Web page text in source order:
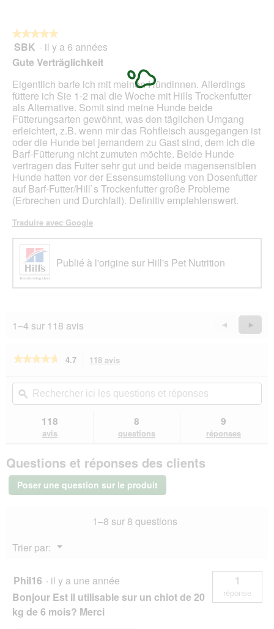
e
d
i
a
l
o
g
u
e
.
★★★★★
★★★★★
5
5
étoiles.
SBK · il y a 6 années
Gute Verträglichkeit
Eigentlich barfe ich mit meinen Hündinnen. Allerdings
füttere ich Sie 1-2 mal die Woche mit Hills Trockenfutter
als Alternative. Somit sind meine Hunde beide
Fütterungsarten gewöhnt, was den täglichen Umgang
erleichtert, z.B. wenn mir das Rohfleisch ausgegangen ist
oder die Hunde bei jemandem zu Gast sind, dem ich die
Barf-Fütterung nicht zumuten möchte. Beide Hunde
vertragen das Futter sehr gut und beide magensensiblen
Hunde hatten vor der Essensumstellung von Dosenfutter
auf Barf-Futter/Hill`s Trockenfutter große Probleme
(Erbrechen und Durchfall). Definitiv empfehlenswert.
Traduire avec Google
Publié à l'origine sur Hill's Pet Nutrition
1–4 sur 118 avis
Précédent
Reviews
◄ ►
★★★★★
★★★★★
5
les
sur
Prescription
Diet
Sensitive
œuf
soutenir
la
12
4.7 118 avis
vous
redirigera
vers
avis.
Rechercher
ici
les
questions
réponses
ϙ
118
avis
8
questions
9
réponses
Questions et réponses des clients
Poser une question sur le produit
1–8 sur 8 questions
Trier par:
▼
Menu
Phil16 · il y a une année
Bonjour Est il utilisable sur un chiot de 20
kg de 6 mois? Merci
1
réponse